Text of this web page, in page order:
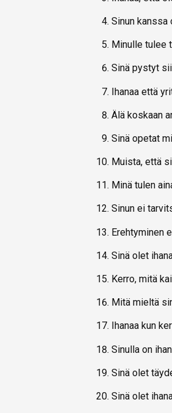
Sinun kanssa
Minulle tulee
Sinä pystyt
Ihanaa että
Älä koskaan
Sinä opetat
Muista, että
Minä tulen
Sinun ei
Erehtyminen
Sinä olet
Kerro, mitä
Mitä mieltä
Ihanaa kun
Sinulla on
Sinä olet
Sinä olet